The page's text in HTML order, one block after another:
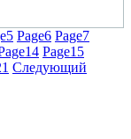
5 Page6 Page7
14 Page15
Следующий